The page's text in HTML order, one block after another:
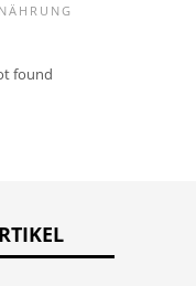
found